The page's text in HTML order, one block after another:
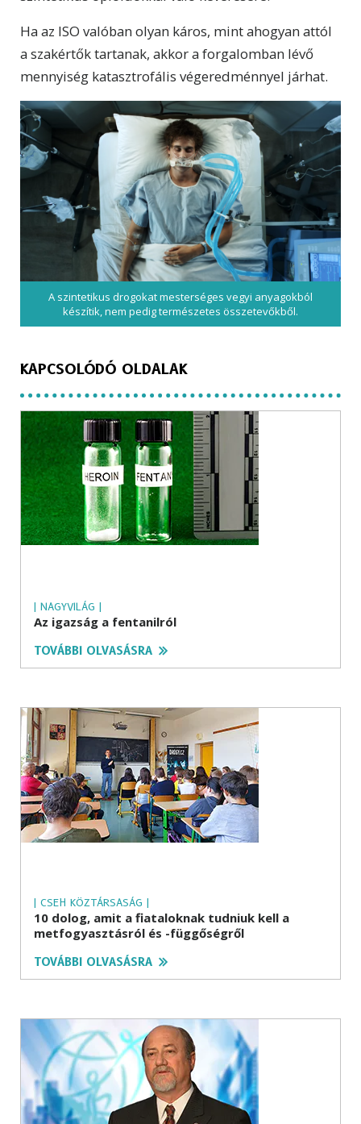
Ha az ISO valóban olyan káros, mint ahogyan attól
a szakértők tartanak, akkor a forgalomban lévő
mennyiség katasztrofális végeredménnyel járhat.
A szintetikus drogokat mesterséges vegyi anyagokból
készítik, nem pedig természetes összetevőkből.
KAPCSOLÓDÓ OLDALAK
| NAGYVILÁG |
Az igazság a fentanilról
TOVÁBBI OLVASÁSRA
| CSEH KÖZTÁRSASÁG |
10 dolog, amit a fiataloknak tudniuk kell a
metfogyasztásról és -függőségről
TOVÁBBI OLVASÁSRA